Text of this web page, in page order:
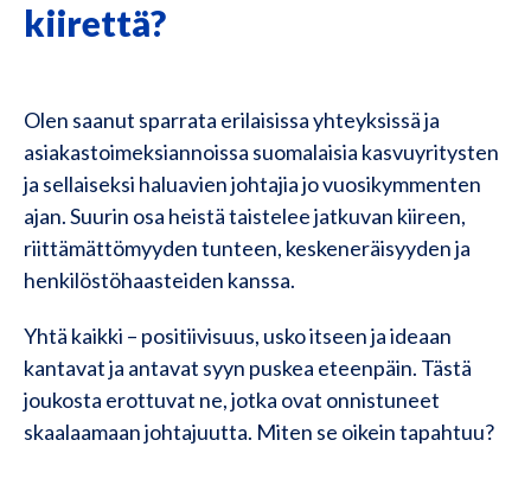
kiirettä?
Olen saanut sparrata erilaisissa yhteyksissä ja
asiakastoimeksiannoissa suomalaisia kasvuyritysten
ja sellaiseksi haluavien johtajia jo vuosikymmenten
ajan. Suurin osa heistä taistelee jatkuvan kiireen,
riittämättömyyden tunteen, keskeneräisyyden ja
henkilöstöhaasteiden kanssa.
Yhtä kaikki – positiivisuus, usko itseen ja ideaan
kantavat ja antavat syyn puskea eteenpäin. Tästä
joukosta erottuvat ne, jotka ovat onnistuneet
skaalaamaan johtajuutta. Miten se oikein tapahtuu?